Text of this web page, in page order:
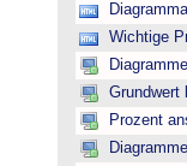
Wichtige
Grundwert
Prozent